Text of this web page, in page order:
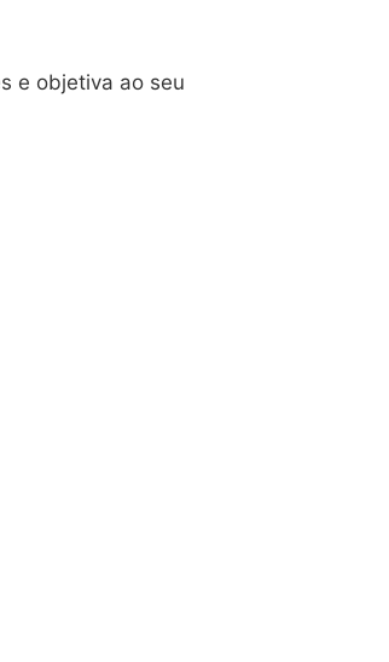
e objetiva ao seu